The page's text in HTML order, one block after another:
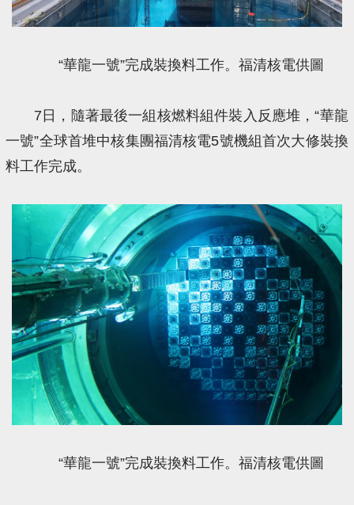
“華龍一號”完成裝換料工作。福清核電供圖
7日，隨著最後一組核燃料組件裝入反應堆，“華龍
一號”全球首堆中核集團福清核電5號機組首次大修裝換
料工作完成。
“華龍一號”完成裝換料工作。福清核電供圖